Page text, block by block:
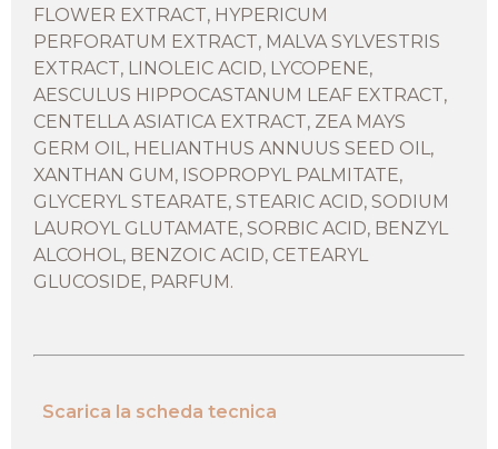
FLOWER EXTRACT, HYPERICUM
PERFORATUM EXTRACT, MALVA SYLVESTRIS
EXTRACT, LINOLEIC ACID, LYCOPENE,
AESCULUS HIPPOCASTANUM LEAF EXTRACT,
CENTELLA ASIATICA EXTRACT, ZEA MAYS
GERM OIL, HELIANTHUS ANNUUS SEED OIL,
XANTHAN GUM, ISOPROPYL PALMITATE,
GLYCERYL STEARATE, STEARIC ACID, SODIUM
LAUROYL GLUTAMATE, SORBIC ACID, BENZYL
ALCOHOL, BENZOIC ACID, CETEARYL
GLUCOSIDE, PARFUM.
Scarica la scheda tecnica